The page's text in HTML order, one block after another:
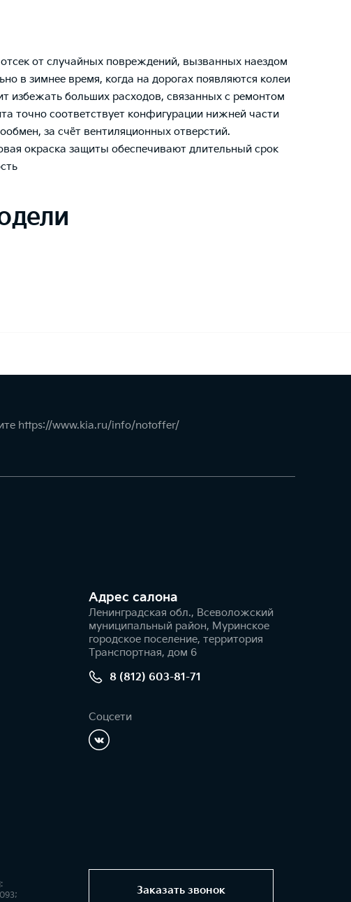
от случайных повреждений, вызванных наездом
в зимнее время, когда на дорогах появляются колеи
избежать больших расходов, связанных с ремонтом
точно соответствует конфигурации нижней части
за счёт вентиляционных отверстий.
окраска защиты обеспечивают длительный срок
https://www.kia.ru/info/notoffer/
Адрес салонa
Ленинградская обл., Всеволожский
муниципальный район, Муринское
городское поселение, территория
Транспортная, дом 6
8 (812) 603-81-71
Соцсети
Заказать звонок